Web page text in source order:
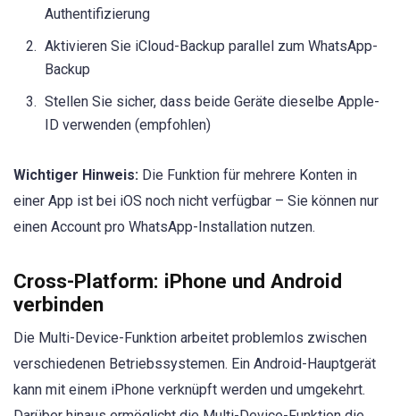
Authentifizierung
Aktivieren Sie iCloud-Backup parallel zum WhatsApp-
Backup
Stellen Sie sicher, dass beide Geräte dieselbe Apple-
ID verwenden (empfohlen)
Wichtiger Hinweis: Die Funktion für mehrere Konten in
einer App ist bei iOS noch nicht verfügbar – Sie können nur
einen Account pro WhatsApp-Installation nutzen.
Cross-Platform: iPhone und Android
verbinden
Die Multi-Device-Funktion arbeitet problemlos zwischen
verschiedenen Betriebssystemen. Ein Android-Hauptgerät
kann mit einem iPhone verknüpft werden und umgekehrt.